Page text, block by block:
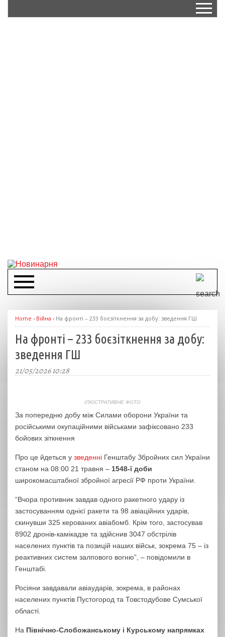
Home › Війна › На фронті – 233 боєзіткнення за добу: зведення ГШ
На фронті – 233 боєзіткнення за добу:
зведення ГШ
21/05/2026 10:28
ІЛЮСТРАТИВНЕ ФОТО
За попередню добу між Силами оборони України та
російськими окупаційними військами зафіксовано 233
бойових зіткнення
Про це йдеться у зведенні Генштабу Збройних сил України
станом на 08:00 21 травня – 1548-ї доби
широкомасштабної збройної агресії РФ проти України.
“Вчора противник завдав одного ракетного удару із
застосуванням однієї ракети та 98 авіаційних ударів,
скинувши 325 керованих авіабомб. Крім того, застосував
8902 дронів-камікадзе та здійснив 3047 обстрілів
населених пунктів та позицій наших військ, зокрема 75 – із
реактивних систем залпового вогню”, – повідомили в
Генштабі.
Росіяни завдавали авіаударів, зокрема, в районах
населених пунктів Пустогород та Товстодубове Сумської
області.
На Північно-Слобожанському і Курському напрямках